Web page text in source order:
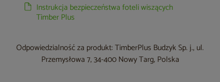
Instrukcja bezpieczeństwa foteli wiszących
Timber Plus
Odpowiedzialność za produkt: TimberPlus Budzyk Sp. j., ul.
Przemysłowa 7, 34-400 Nowy Targ, Polska